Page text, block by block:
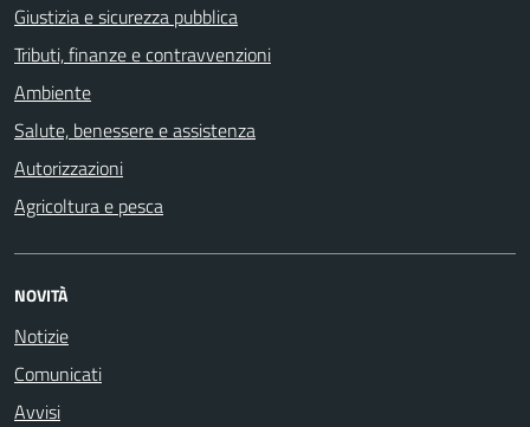
Giustizia e sicurezza pubblica
Tributi, finanze e contravvenzioni
Ambiente
Salute, benessere e assistenza
Autorizzazioni
Agricoltura e pesca
NOVITÀ
Notizie
Comunicati
Avvisi